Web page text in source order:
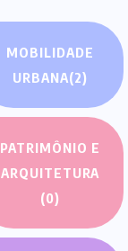
MOBILIDADE
URBANA(2)
PATRIMÔNIO E
ARQUITETURA
(0)